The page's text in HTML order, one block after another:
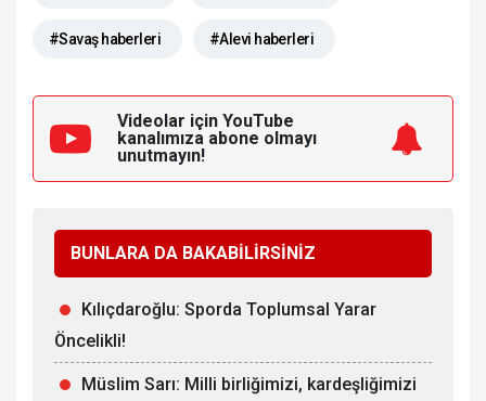
#Savaş haberleri #Alevi haberleri
Videolar için YouTube
kanalımıza abone olmayı
unutmayın!
BUNLARA DA BAKABİLİRSİNİZ
Kılıçdaroğlu: Sporda Toplumsal Yarar
Öncelikli!
Müslim Sarı: Milli birliğimizi, kardeşliğimizi